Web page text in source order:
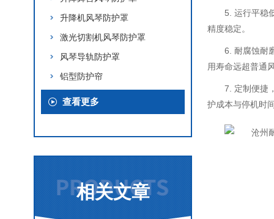
升降机风琴防护罩
激光切割机风琴防护罩
风琴导轨防护罩
铝型防护帘
查看更多
相关文章
5. 运行平稳
精度稳定。
6. 耐腐蚀耐
用寿命远超普通
7. 定制便捷
护成本与停机时